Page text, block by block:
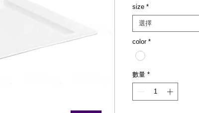
size *
選擇
color *
數量 *